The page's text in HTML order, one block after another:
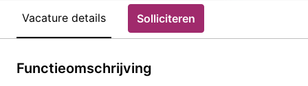
Vacature details Solliciteren
Functieomschrijving